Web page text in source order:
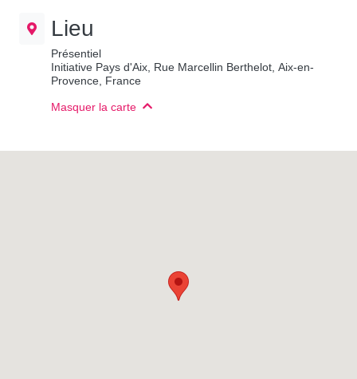
Lieu
Présentiel
Initiative Pays d'Aix, Rue Marcellin Berthelot, Aix-en-
Provence, France
Masquer la carte